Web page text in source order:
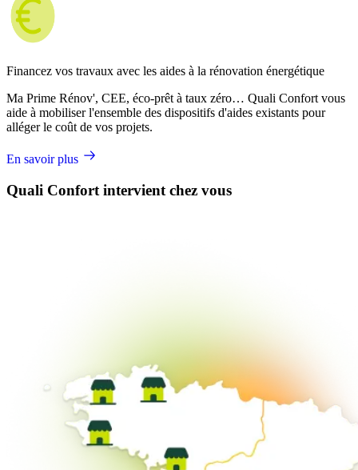
Financez vos travaux avec les aides à la rénovation énergétique
Ma Prime Rénov', CEE, éco-prêt à taux zéro… Quali Confort vous
aide à mobiliser l'ensemble des dispositifs d'aides existants pour
alléger le coût de vos projets.
En savoir plus
Quali Confort intervient chez vous